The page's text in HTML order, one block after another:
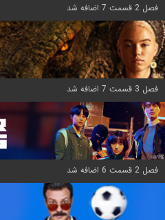
فصل 2 قسمت 7 اضافه شد
فصل 3 قسمت 7 اضافه شد
فصل 2 قسمت 6 اضافه شد